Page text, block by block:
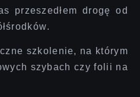
przeszedłem drogę od
.
szkolenie, na którym
szybach czy folii na